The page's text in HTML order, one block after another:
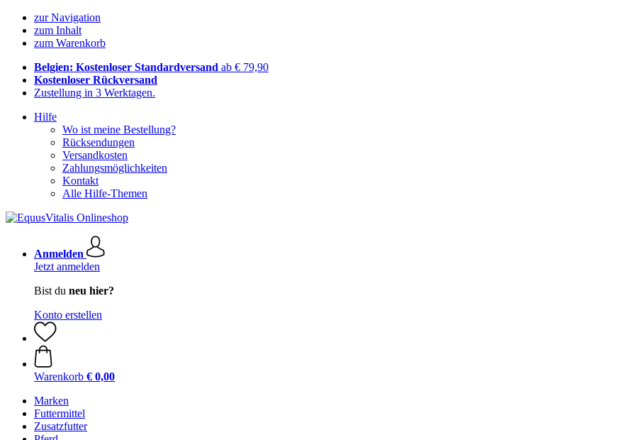
zur Navigation
zum Inhalt
zum Warenkorb
Belgien: Kostenloser Standardversand ab € 79,90
Kostenloser Rückversand
Zustellung in 3 Werktagen.
Hilfe
Wo ist meine Bestellung?
Rücksendungen
Versandkosten
Zahlungsmöglichkeiten
Kontakt
Alle Hilfe-Themen
Anmelden
Jetzt anmelden
Bist du neu hier?
Konto erstellen
Warenkorb € 0,00
Marken
Futtermittel
Zusatzfutter